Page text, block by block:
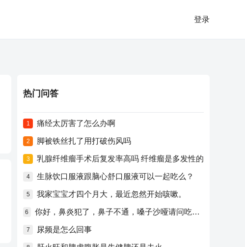
登录
热门问答
1 痛经太厉害了怎么办啊
2 脚被铁丝扎了用打破伤风吗
3 乳腺纤维瘤手术后复发率高吗 纤维瘤是多发性的
4 生脉饮口服液跟脑心舒口服液可以一起吃么？
5 我家宝宝才四个月大，最近忽然开始咳嗽。
6 你好，鼻炎犯了，鼻子不通，嗓子沙哑请问吃什么药比较好？
7 尿频是怎么回事